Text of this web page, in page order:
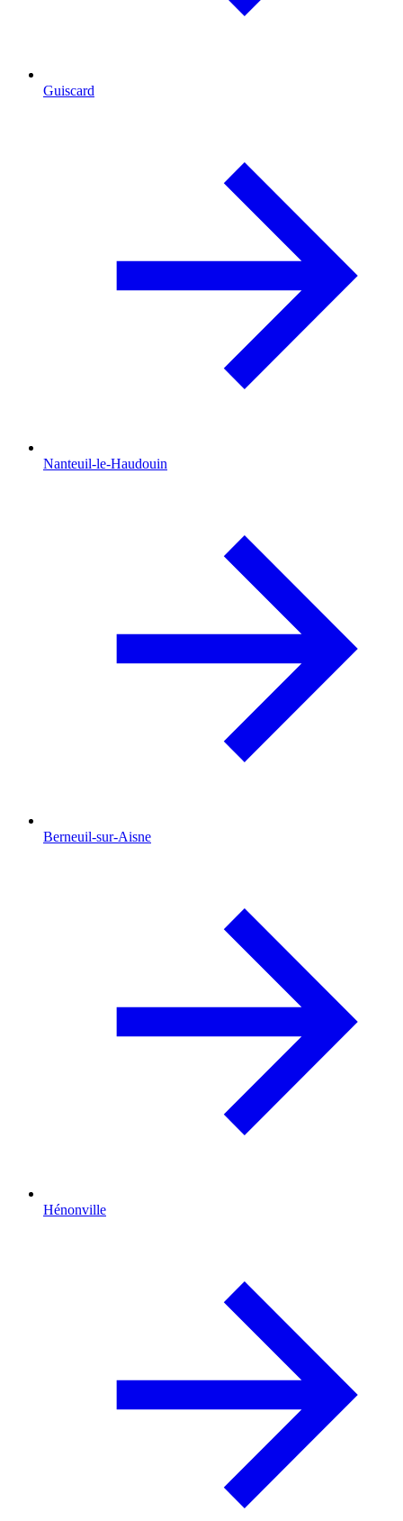
Guiscard
Nanteuil-le-Haudouin
Berneuil-sur-Aisne
Hénonville